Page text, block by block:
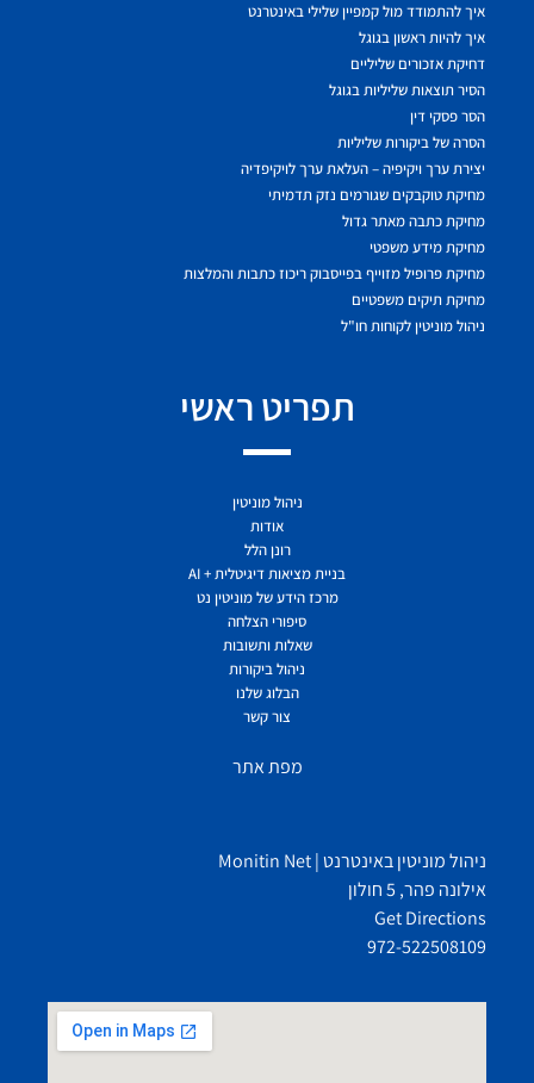
איך להתמודד מול קמפיין שלילי באינטרנט
איך להיות ראשון בגוגל
דחיקת אזכורים שליליים
הסיר תוצאות שליליות בגוגל
הסר פסקי דין
הסרה של ביקורות שליליות
יצירת ערך ויקיפיה – העלאת ערך לויקיפדיה
מחיקת טוקבקים שגורמים נזק תדמיתי
מחיקת כתבה מאתר גדול
מחיקת מידע משפטי
מחיקת פרופיל מזוייף בפייסבוק ריכוז כתבות והמלצות
מחיקת תיקים משפטיים
ניהול מוניטין לקוחות חו"ל
תפריט ראשי
ניהול מוניטין
אודות
רונן הלל
בניית מציאות דיגיטלית + AI
מרכז הידע של מוניטין נט
סיפורי הצלחה
שאלות ותשובות
ניהול ביקורות
הבלוג שלנו
צור קשר
מפת אתר
ניהול מוניטין באינטרנט | Monitin Net
אילונה פהר, 5 חולון
Get Directions
972-522508109